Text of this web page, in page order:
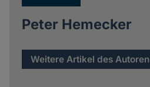
Peter Hemecker
Weitere Artikel des Autoren